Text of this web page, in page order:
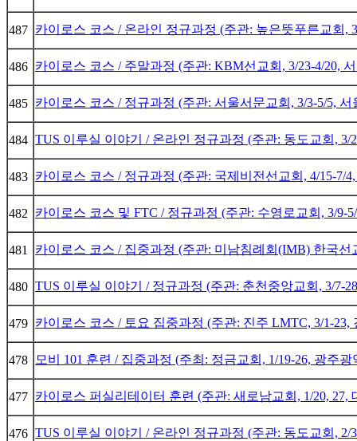
487 카이로스 코스 / 온라인 정규과정 (주관: 높은뜻푸른교회,
486 카이로스 코스 / 주말과정 (주관: KBM선교회, 3/23-4/20,
485 카이로스 코스 / 정규과정 (주관: 서울서문교회, 3/3-5/5,
484 TUS 이루실 이야기 / 온라인 정규과정 (주관: 동도교회, 3/
483 카이로스 코스 / 정규과정 (주관: 국제비전선교회, 4/15-7/
482 카이로스 코스 및 FTC / 정규과정 (주관: 수영로교회, 3/9-
481 카이로스 코스 / 집중과정 (주관: 미남침례회(IMB) 한국선
480 TUS 이루실 이야기 / 정규과정 (주관: 춘천중앙교회, 3/7-
479 카이로스 코스 / 토요 집중과정 (주관: 진주 LMTC, 3/1-23,
478 모비 101 훈련 / 집중과정 (주최: 정금교회, 1/19-26, 광주
477 카이로스 퍼실리테이터 훈련 (주관: 새로남교회, 1/20, 27,
476 TUS 이루실 이야기 / 온라인 정규과정 (주관: 동도교회, 2/